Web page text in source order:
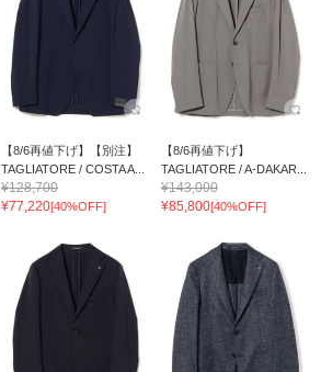
【8/6再値下げ】【別注】
TAGLIATORE / COSTA A...
¥128,700
¥77,220[40%OFF]
【8/6再値下げ】
TAGLIATORE / A-DAKAR...
¥143,000
¥85,800[40%OFF]